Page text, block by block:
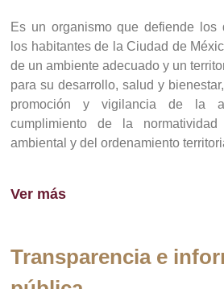
Es un organismo que defiende los
los habitantes de la Ciudad de
de un ambiente adecuado y un
para su desarrollo, salud y
promoción y vigilancia de la
cumplimiento de la
ambiental y del ordenamiento
Ver más
Transparencia e